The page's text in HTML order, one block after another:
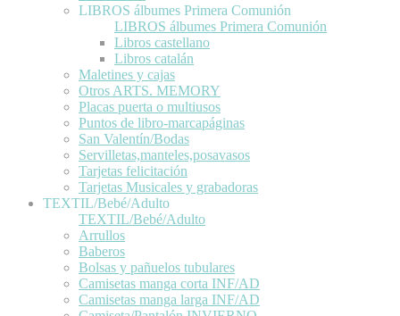
LIBROS álbumes Primera Comunión
LIBROS álbumes Primera Comunión
Libros castellano
Libros catalán
Maletines y cajas
Otros ARTS. MEMORY
Placas puerta o multiusos
Puntos de libro-marcapáginas
San Valentín/Bodas
Servilletas,manteles,posavasos
Tarjetas felicitación
Tarjetas Musicales y grabadoras
TEXTIL/Bebé/Adulto
TEXTIL/Bebé/Adulto
Arrullos
Baberos
Bolsas y pañuelos tubulares
Camisetas manga corta INF/AD
Camisetas manga larga INF/AD